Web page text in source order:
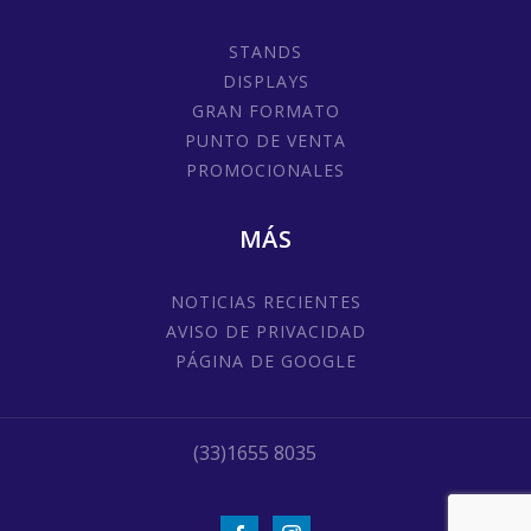
STANDS
DISPLAYS
GRAN FORMATO
PUNTO DE VENTA
PROMOCIONALES
MÁS
NOTICIAS RECIENTES
AVISO DE PRIVACIDAD
PÁGINA DE GOOGLE
(33)1655 8035